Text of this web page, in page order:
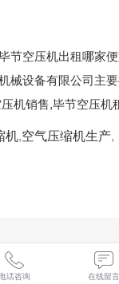
节空压机出租哪家
械设备有限公司主
机销售,毕节空压机
机,空气压缩机生产,
话咨询 在线留言